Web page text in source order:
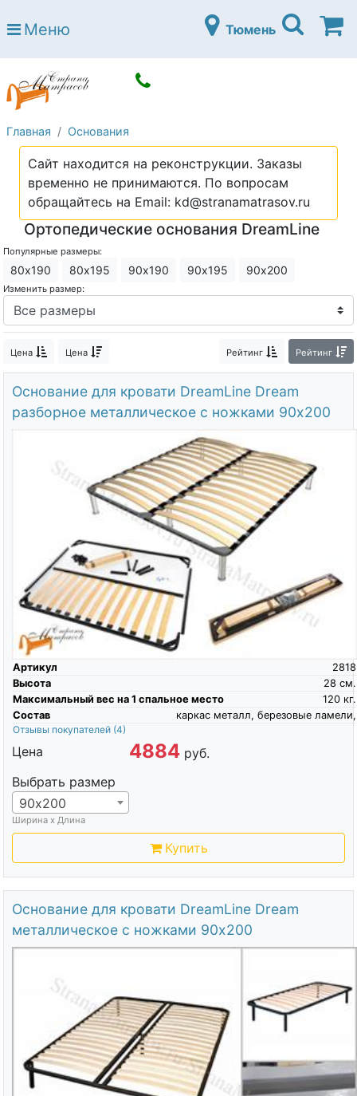
Страна матрасов
Open submenu (Матрасы)
Open submenu (Кровати)
Кровати
Open submenu (Аксессуары)
Open submenu (Диваны)
Диваны
Open submenu (Постельное белье)
Постельное белье
Open submenu (Мебель)
Мебель
Open submenu (Основания)
Основания
Open submenu (Детские матрасы)
Детские матрасы
Open submenu (Детские кровати)
Open submenu (Шкафы)
Шкафы
Контакты
Меню Тюмень
Главная Основания
Сайт находится на реконструкции. Заказы
временно не принимаются. По вопросам
обращайтесь на Email: kd@stranamatrasov.ru
Ортопедические основания DreamLine
Популярные размеры:
80х190 80х195 90х190 90х195 90х200
Изменить размер:
Цена Цена Рейтинг Рейтинг
Основание для кровати DreamLine Dream
разборное металлическое с ножками 90х200
Артикул
2818
Высота
см.
28
Максимальный вес на 1 спальное место
кг.
120
Состав
каркас металл, березовые ламели,
Отзывы покупателей (4)
Цена 4884 руб.
Выбрать размер
90х200
Ширина х Длина
Купить
Основание для кровати DreamLine Dream
металлическое с ножками 90х200